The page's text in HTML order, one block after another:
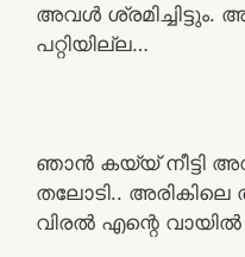
അവൾ ശ്രമിച്ചിട്ടും.
പറ്റിയില്ല…
ഞാൻ കയ്യ് നീട്ടി
തലോടി.. അരികിലെ
വിരൽ എന്റെ വായിൽ